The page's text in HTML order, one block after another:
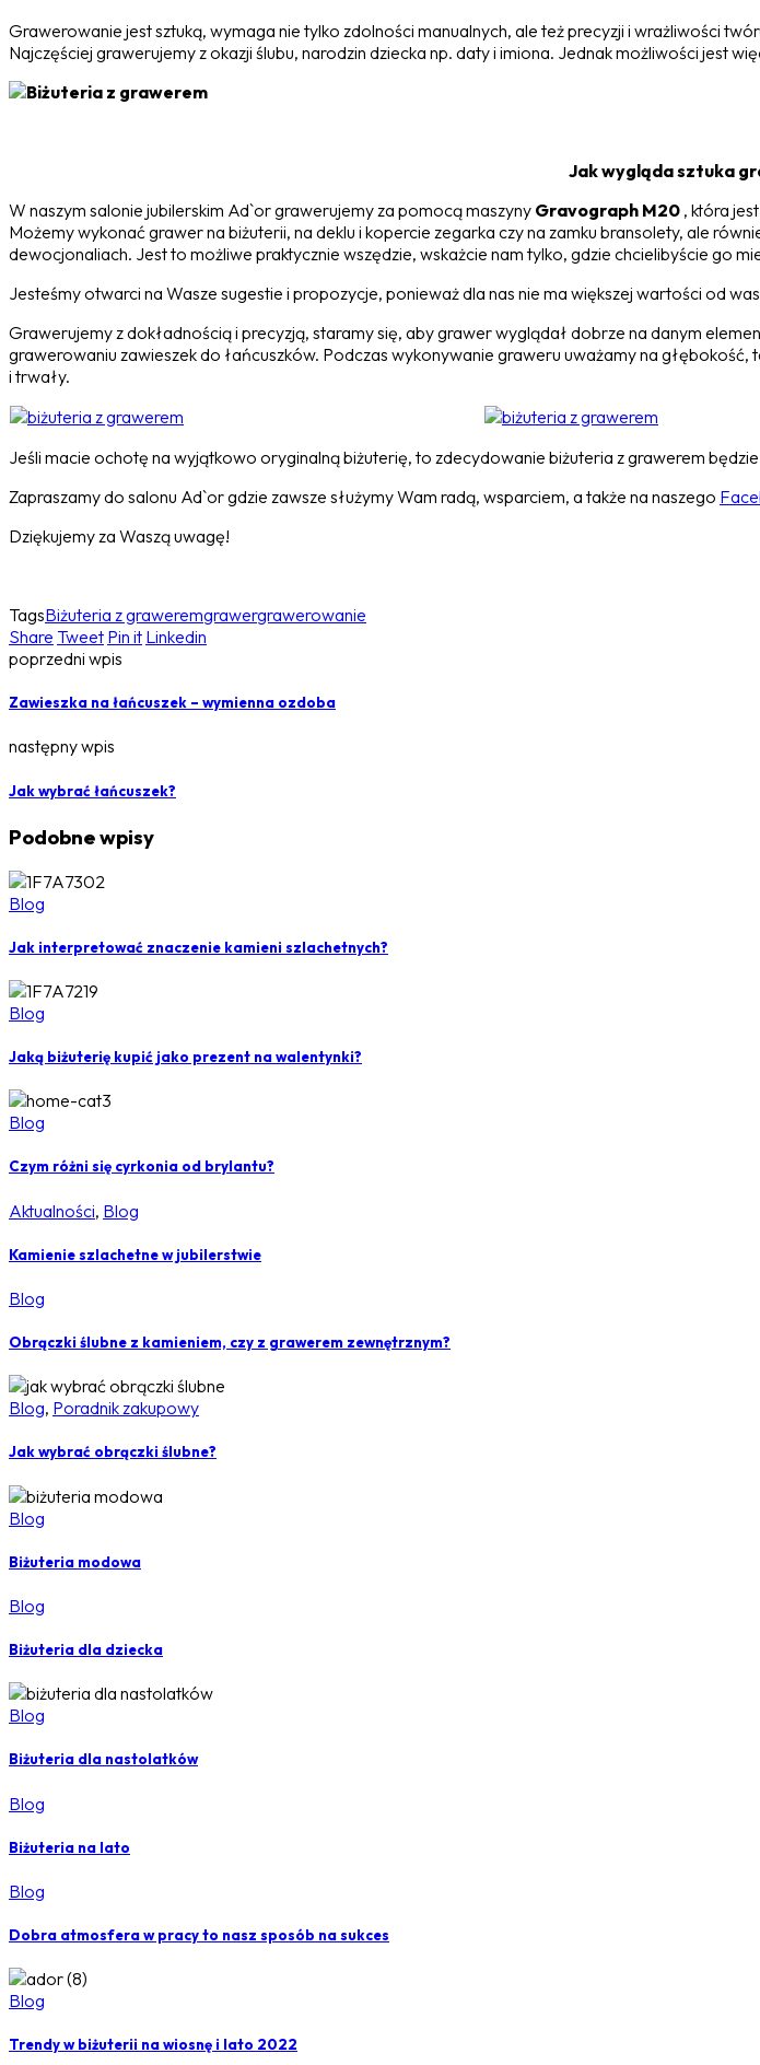
Grawerowanie jest sztuką, wymaga nie tylko zdolności manualnych, ale też precyzji i wrażliwości
Najczęściej grawerujemy z okazji ślubu, narodzin dziecka np. daty i imiona. Jednak możliwości jest
Jak wygląda sztuka
W naszym salonie jubilerskim Ad`or grawerujemy za pomocą maszyny Gravograph M20 , która
Możemy wykonać grawer na biżuterii, na deklu i kopercie zegarka czy na zamku bransolety, ale
dewocjonaliach. Jest to możliwe praktycznie wszędzie, wskażcie nam tylko, gdzie chcielibyście go
Jesteśmy otwarci na Wasze sugestie i propozycje, ponieważ dla nas nie ma większej wartości od
Grawerujemy z dokładnością i precyzją, staramy się, aby grawer wyglądał dobrze na danym
grawerowaniu zawieszek do łańcuszków. Podczas wykonywanie graweru uważamy na głębokość,
i trwały.
Jeśli macie ochotę na wyjątkowo oryginalną biżuterię, to zdecydowanie biżuteria z grawerem
Zapraszamy do salonu Ad`or gdzie zawsze służymy Wam radą, wsparciem, a także na naszego
Dziękujemy za Waszą uwagę!
TagsBiżuteria z graweremgrawergrawerowanie
Share Tweet Pin it Linkedin
poprzedni wpis
Zawieszka na łańcuszek – wymienna ozdoba
następny wpis
Jak wybrać łańcuszek?
Podobne wpisy
Blog
Jak interpretować znaczenie kamieni szlachetnych?
Blog
Jaką biżuterię kupić jako prezent na walentynki?
Blog
Czym różni się cyrkonia od brylantu?
Aktualności, Blog
Kamienie szlachetne w jubilerstwie
Blog
Obrączki ślubne z kamieniem, czy z grawerem zewnętrznym?
Blog, Poradnik zakupowy
Jak wybrać obrączki ślubne?
Blog
Biżuteria modowa
Blog
Biżuteria dla dziecka
Blog
Biżuteria dla nastolatków
Blog
Biżuteria na lato
Blog
Dobra atmosfera w pracy to nasz sposób na sukces
Blog
Trendy w biżuterii na wiosnę i lato 2022